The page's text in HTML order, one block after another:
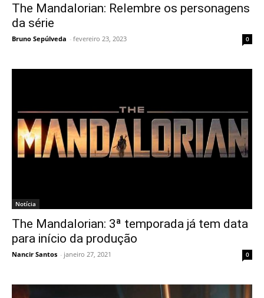
The Mandalorian: Relembre os personagens
da série
Bruno Sepúlveda - fevereiro 23, 2023 0
Notícia
The Mandalorian: 3ª temporada já tem data
para início da produção
Nancir Santos - janeiro 27, 2021 0